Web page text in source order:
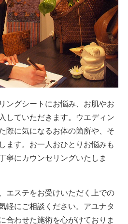
ングシートにお悩み、お肌やお
していただきます。ウエディン
際に気になるお体の箇所や、そ
ます。お一人おひとりお悩みも
寧にカウンセリングいたしま
エステをお受けいただく上での
軽にご相談ください。アユナタ
合わせた施術を心がけておりま